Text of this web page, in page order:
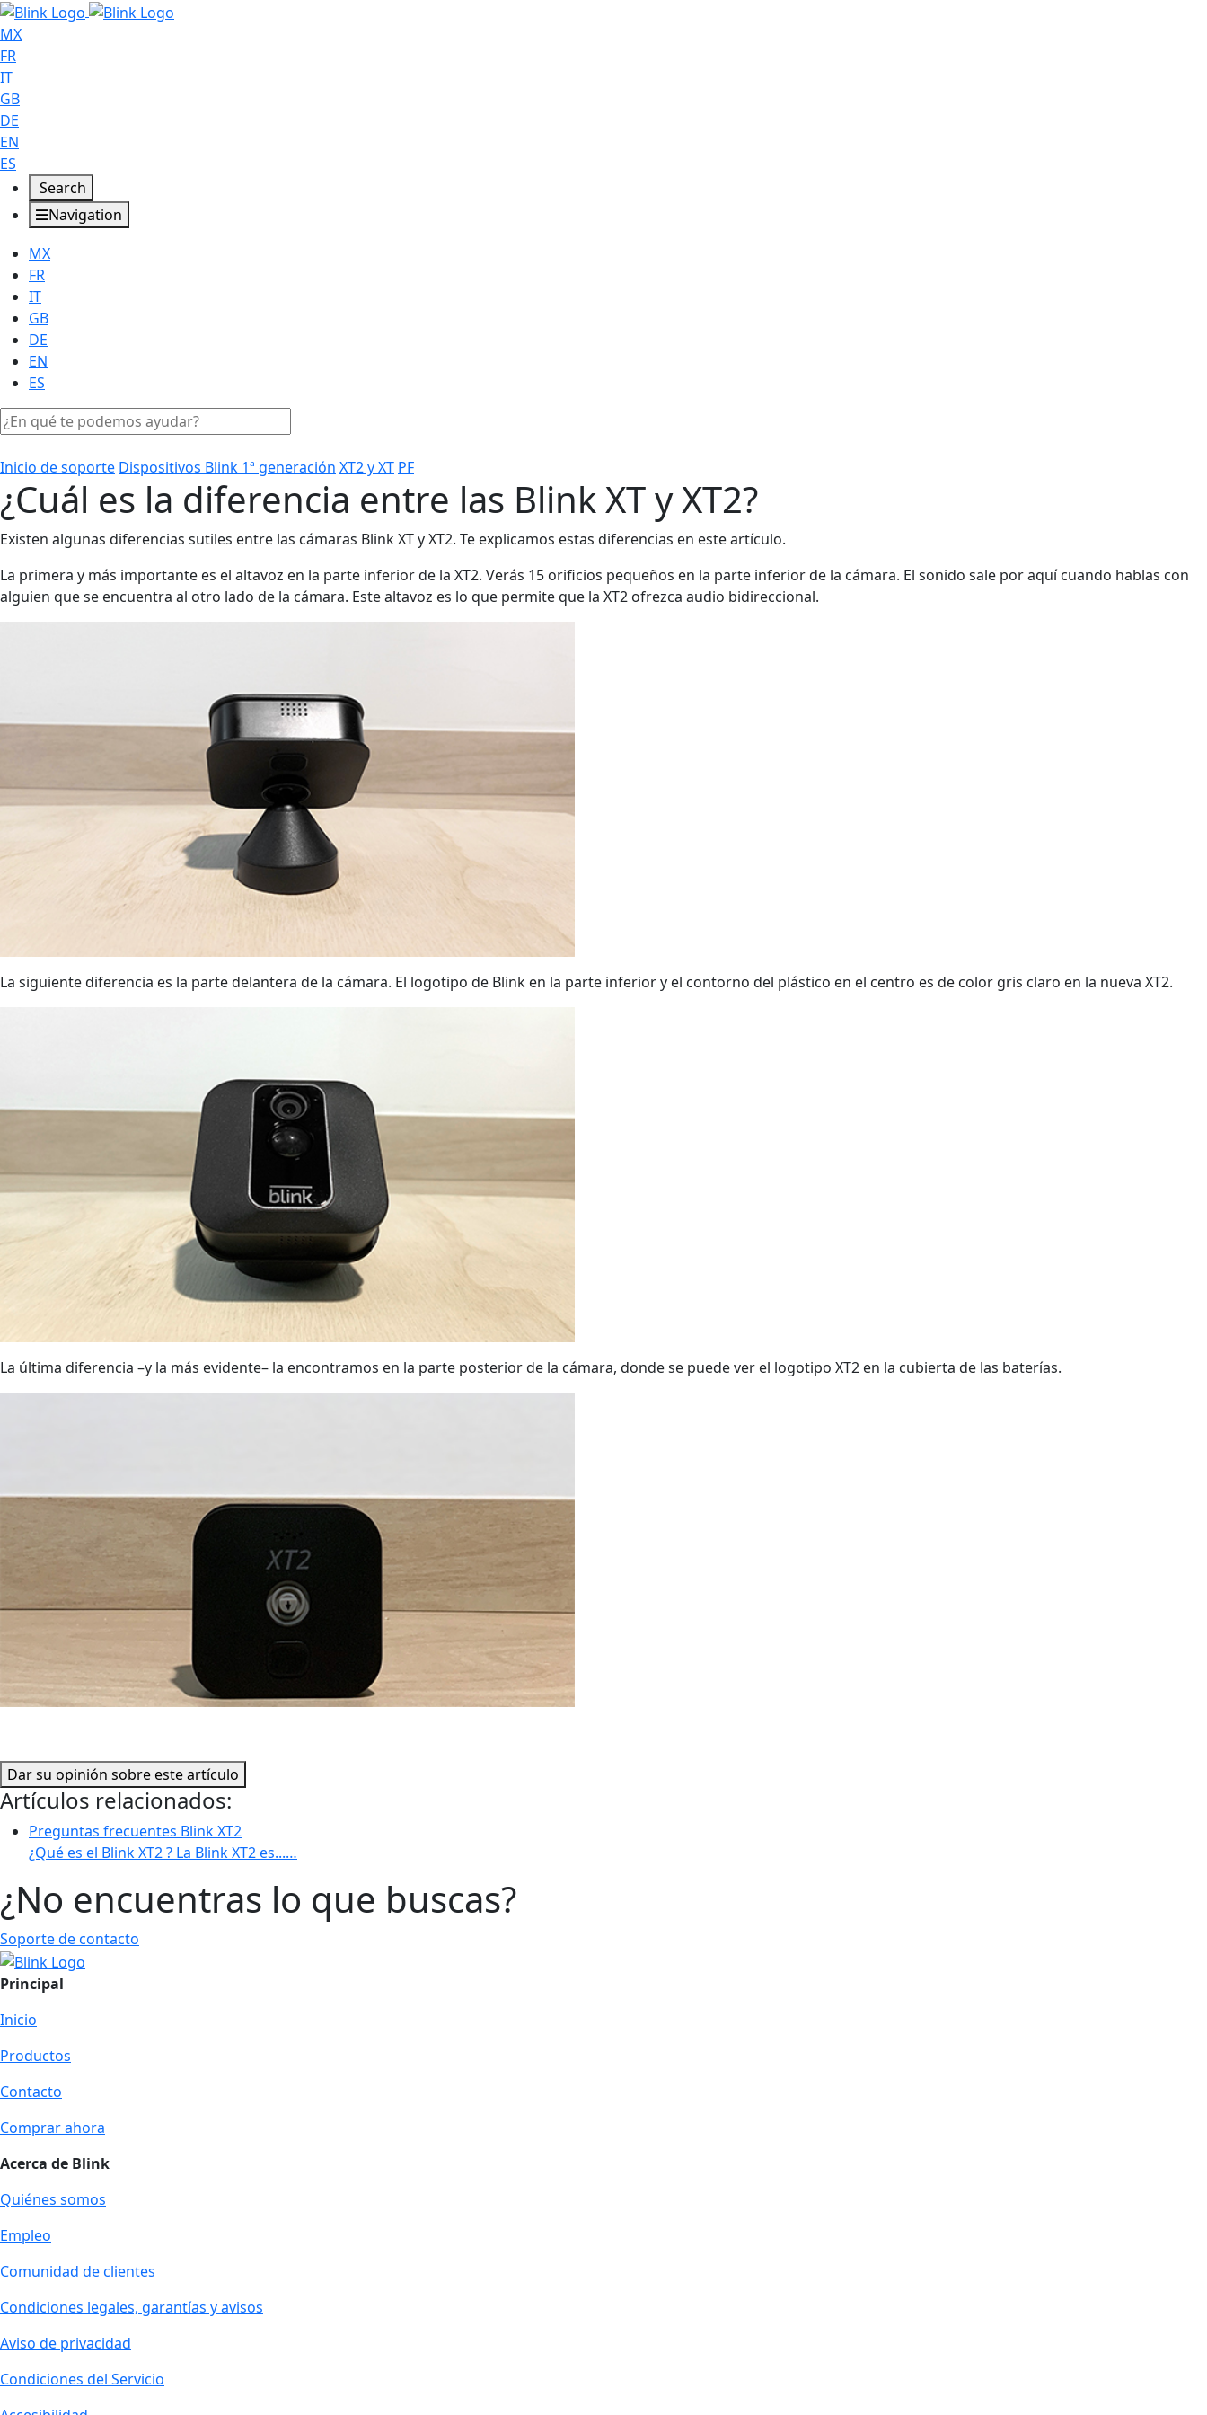
MX
FR
IT
GB
DE
EN
ES
Search
Navigation
MX
FR
IT
GB
DE
EN
ES
Inicio de soporte Dispositivos Blink 1ª generación XT2 y XT PF
¿Cuál es la diferencia entre las Blink XT y XT2?
Existen algunas diferencias sutiles entre las cámaras Blink XT y XT2. Te explicamos estas diferencias en este artículo.
La primera y más importante es el altavoz en la parte inferior de la XT2. Verás 15 orificios pequeños en la parte inferior de la cámara. El sonido sale por aquí cuando hablas con
alguien que se encuentra al otro lado de la cámara. Este altavoz es lo que permite que la XT2 ofrezca audio bidireccional.
La siguiente diferencia es la parte delantera de la cámara. El logotipo de Blink en la parte inferior y el contorno del plástico en el centro es de color gris claro en la nueva XT2.
La última diferencia –y la más evidente– la encontramos en la parte posterior de la cámara, donde se puede ver el logotipo XT2 en la cubierta de las baterías.
Dar su opinión sobre este artículo
Artículos relacionados:
Preguntas frecuentes Blink XT2
¿Qué es el Blink XT2 ? La Blink XT2 es...…
¿No encuentras lo que buscas?
Soporte de contacto
Principal
Inicio
Productos
Contacto
Comprar ahora
Acerca de Blink
Quiénes somos
Empleo
Comunidad de clientes
Condiciones legales, garantías y avisos
Aviso de privacidad
Condiciones del Servicio